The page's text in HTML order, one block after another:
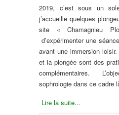
2019, c’est sous un
j’accueille quelques
site « Chamagnieu
d’expérimenter une
avant une immersion
et la plongée sont des
complémentaires.
sophrologie dans ce cadre
Lire la suite...